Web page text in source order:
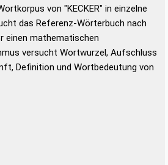
von "KECKER" in einzelne
das Referenz-Wörterbuch nach
einen mathematischen
versucht Wortwurzel, Aufschluss
Definition und Wortbedeutung von